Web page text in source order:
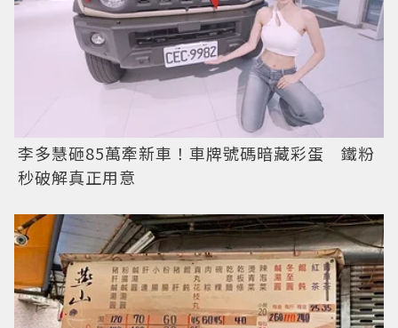
李多慧砸85萬牽新車！車牌號碼暗藏彩蛋 鐵粉
秒破解真正用意